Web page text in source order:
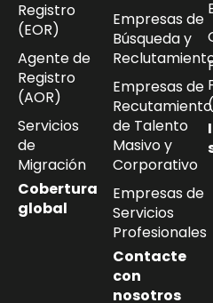
Registro
(EOR)
Agente de
Registro
(AOR)
Servicios
de
Migración
Cobertura
global
Empresas de
Búsqueda y
Empresas de
Recutamiento
de Talento
Masivo y
Corporativo
Empresas de
Servicios
Profesionales
Contacte
con
nosotros